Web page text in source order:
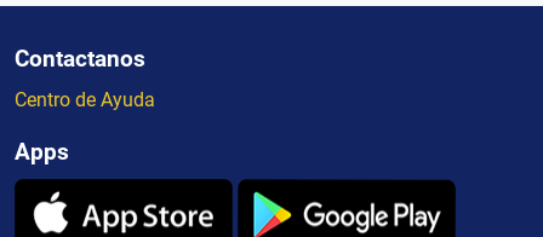
Contactanos
Centro de Ayuda
Apps